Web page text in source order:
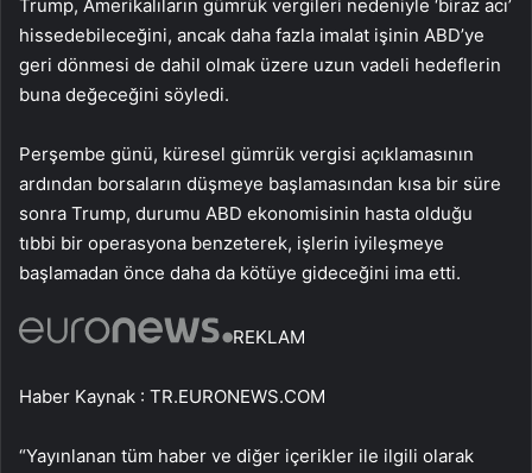
Trump, Amerikalıların gümrük vergileri nedeniyle ‘biraz acı’
hissedebileceğini, ancak daha fazla imalat işinin ABD’ye
geri dönmesi de dahil olmak üzere uzun vadeli hedeflerin
buna değeceğini söyledi.
Perşembe günü, küresel gümrük vergisi açıklamasının
ardından borsaların düşmeye başlamasından kısa bir süre
sonra Trump, durumu ABD ekonomisinin hasta olduğu
tıbbi bir operasyona benzeterek, işlerin iyileşmeye
başlamadan önce daha da kötüye gideceğini ima etti.
REKLAM
Haber Kaynak : TR.EURONEWS.COM
“Yayınlanan tüm haber ve diğer içerikler ile ilgili olarak